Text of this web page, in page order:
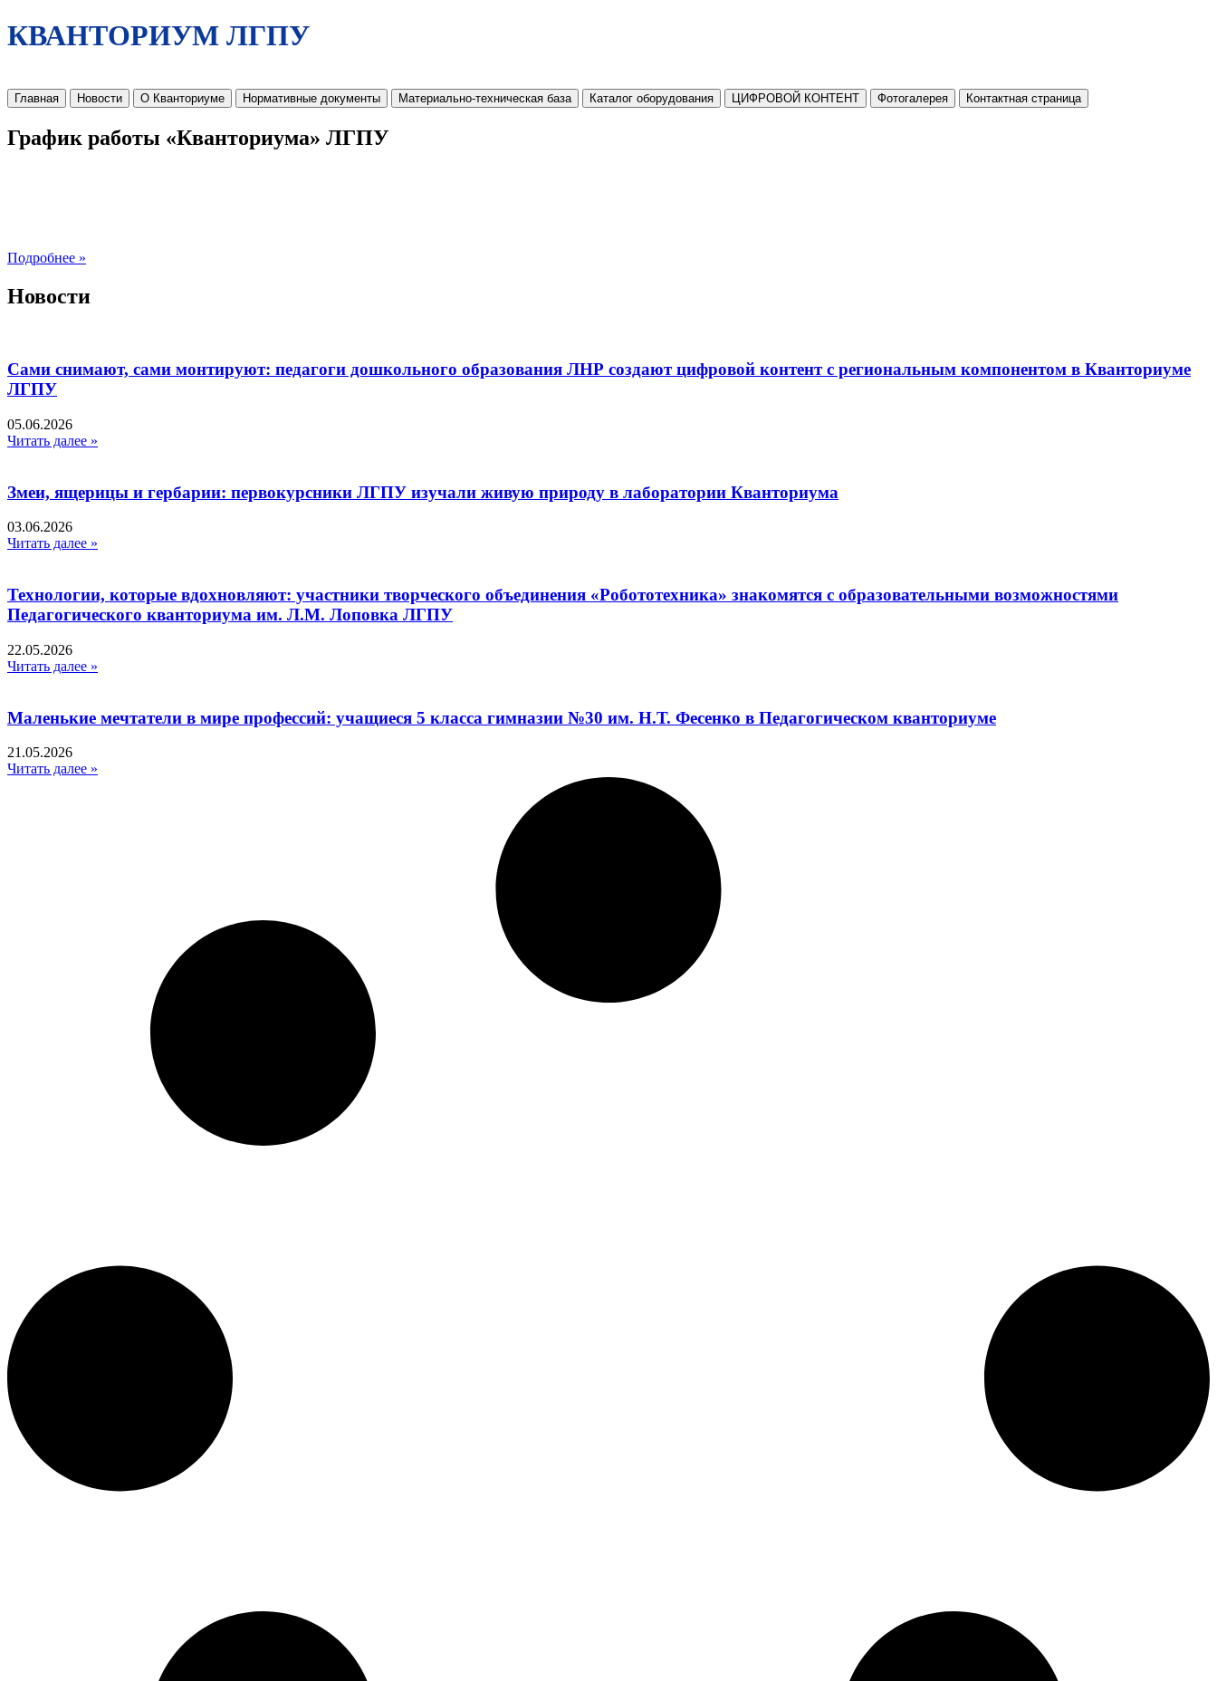
КВАНТОРИУМ ЛГПУ
Главная Новости О Кванториуме Нормативные документы Материально-техническая база Каталог оборудования ЦИФРОВОЙ КОНТЕНТ Фотогалерея Контактная страница
График работы «Кванториума» ЛГПУ
Подробнее »
Новости
Сами снимают, сами монтируют: педагоги дошкольного образования ЛНР создают цифровой контент с региональным компонентом в Кванториуме
ЛГПУ​
05.06.2026
Читать далее »
Змеи, ящерицы и гербарии: первокурсники ЛГПУ изучали живую природу в лаборатории Кванториума
03.06.2026
Читать далее »
Технологии, которые вдохновляют: участники творческого объединения «Робототехника» знакомятся с образовательными возможностями
Педагогического кванториума им. Л.М. Лоповка ЛГПУ
22.05.2026
Читать далее »
Маленькие мечтатели в мире профессий: учащиеся 5 класса гимназии №30 им. Н.Т. Фесенко в Педагогическом кванториуме
21.05.2026
Читать далее »